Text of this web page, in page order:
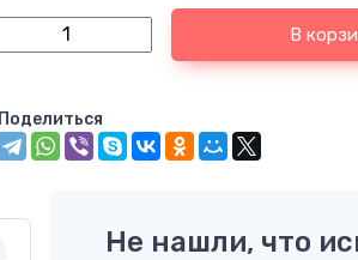
В
Поделиться
Не нашли, что